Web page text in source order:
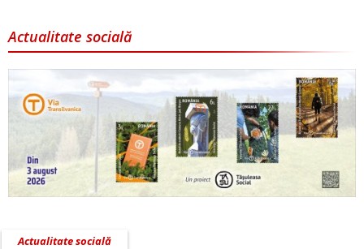
Actualitate socială
Actualitate socială